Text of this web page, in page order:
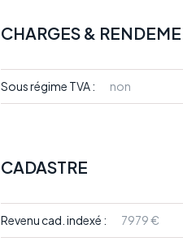
CHARGES &
Sous régime TVA : non
CADASTRE
Revenu cad. indexé : 7979 €